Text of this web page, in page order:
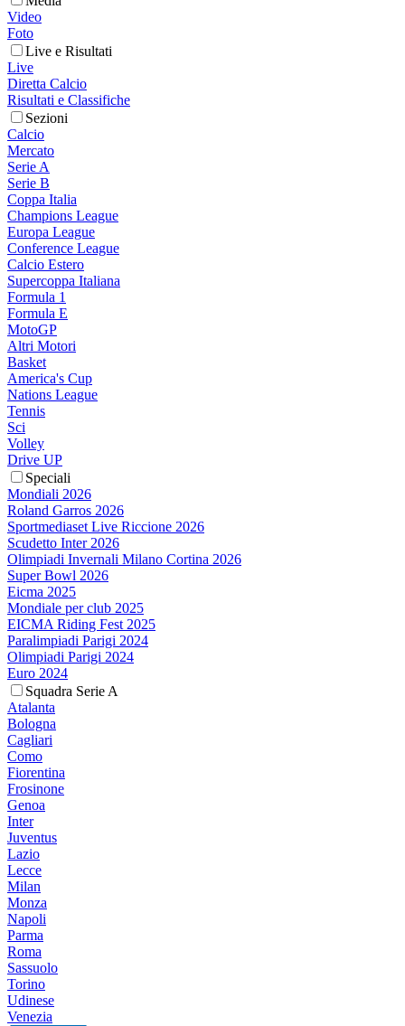
Video
Foto
Live e Risultati
Live
Diretta Calcio
Risultati e Classifiche
Sezioni
Calcio
Mercato
Serie A
Serie B
Coppa Italia
Champions League
Europa League
Conference League
Calcio Estero
Supercoppa Italiana
Formula 1
Formula E
MotoGP
Altri Motori
Basket
America's Cup
Nations League
Tennis
Sci
Volley
Drive UP
Speciali
Mondiali 2026
Roland Garros 2026
Sportmediaset Live Riccione 2026
Scudetto Inter 2026
Olimpiadi Invernali Milano Cortina 2026
Super Bowl 2026
Eicma 2025
Mondiale per club 2025
EICMA Riding Fest 2025
Paralimpiadi Parigi 2024
Olimpiadi Parigi 2024
Euro 2024
Squadra Serie A
Atalanta
Bologna
Cagliari
Como
Fiorentina
Frosinone
Genoa
Inter
Juventus
Lazio
Lecce
Milan
Monza
Napoli
Parma
Roma
Sassuolo
Torino
Udinese
Venezia